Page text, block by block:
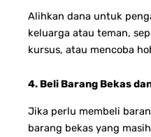
Alihkan dana untuk
keluarga atau teman,
kursus, atau mencoba
4. Beli Barang Bekas
Jika perlu membeli
barang bekas yang